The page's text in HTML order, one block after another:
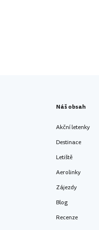
Náš obsah
Akční letenky
Destinace
Letiště
Aerolinky
Zájezdy
Blog
Recenze